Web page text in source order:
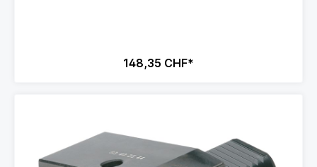
148,35 CHF*